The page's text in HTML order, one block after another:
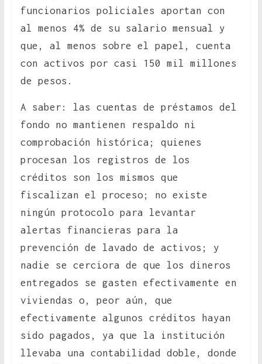
funcionarios policiales aportan con
al menos 4% de su salario mensual y
que, al menos sobre el papel, cuenta
con activos por casi 150 mil millones
de pesos.
A saber: las cuentas de préstamos del
fondo no mantienen respaldo ni
comprobación histórica; quienes
procesan los registros de los
créditos son los mismos que
fiscalizan el proceso; no existe
ningún protocolo para levantar
alertas financieras para la
prevención de lavado de activos; y
nadie se cerciora de que los dineros
entregados se gasten efectivamente en
viviendas o, peor aún, que
efectivamente algunos créditos hayan
sido pagados, ya que la institución
llevaba una contabilidad doble, donde